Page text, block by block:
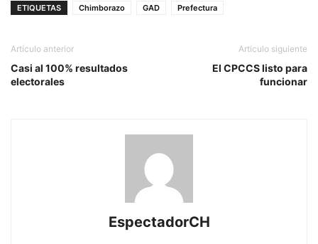
ETIQUETAS Chimborazo GAD Prefectura
Artículo anterior
Casi al 100% resultados
electorales
Artículo siguiente
El CPCCS listo para
funcionar
EspectadorCH